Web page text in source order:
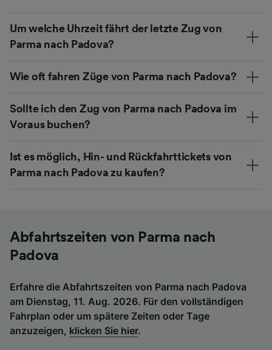
Um welche Uhrzeit fährt der letzte Zug von
Parma nach Padova?
Wie oft fahren Züge von Parma nach Padova?
Sollte ich den Zug von Parma nach Padova im
Voraus buchen?
Ist es möglich, Hin- und Rückfahrttickets von
Parma nach Padova zu kaufen?
Abfahrtszeiten von Parma nach
Padova
Erfahre die Abfahrtszeiten von Parma nach Padova
am Dienstag, 11. Aug. 2026. Für den vollständigen
Fahrplan oder um spätere Zeiten oder Tage
anzuzeigen, klicken Sie hier.